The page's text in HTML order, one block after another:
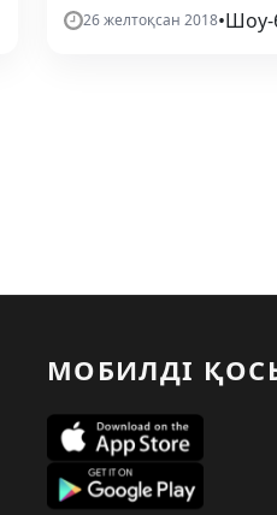
26 желтоқсан 2018•Шоу-
МОБИЛДІ